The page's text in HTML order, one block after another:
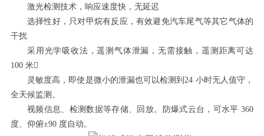
激光检测技术，响应速度快，无延迟
选择性好，只对甲烷有反应，有效避免汽车尾气等其它气体的
干扰
采用光学吸收法，遥测气体泄漏，无需接触，遥测距离可达
100 米
灵敏度高，即使是微小的泄漏也可以检测到24 小时无人值守，
全天候监测。
视频信息、检测数据等存储、回放。防爆式云台，可水平 360
度、仰俯±90 度自动。